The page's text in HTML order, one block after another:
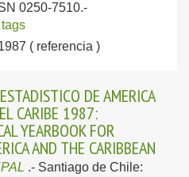
0250-7510.-
( referencia )
DE AMERICA
CARIBE 1987:
YEARBOOK FOR
AND THE CARIBBEAN
.- Santiago de Chile: